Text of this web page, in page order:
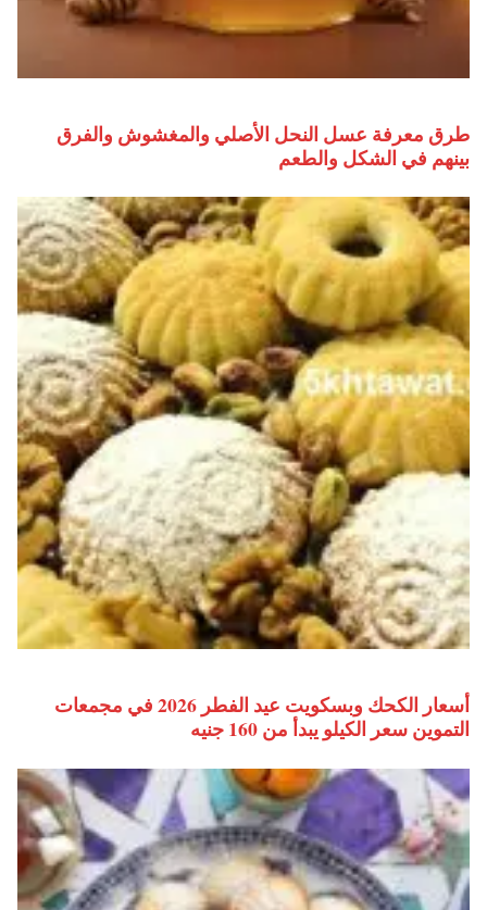
طرق معرفة عسل النحل الأصلي والمغشوش والفرق
بينهم في الشكل والطعم
أسعار الكحك وبسكويت عيد الفطر 2026 في مجمعات
التموين سعر الكيلو يبدأ من 160 جنيه